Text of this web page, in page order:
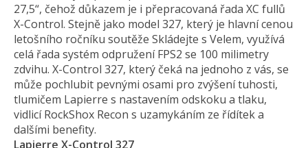
27,5“, čehož důkazem je i přepracovaná řada XC fullů
X-Control. Stejně jako model 327, který je hlavní cenou
letošního ročníku soutěže Skládejte s Velem, využívá
celá řada systém odpružení FPS2 se 100 milimetry
zdvihu. X-Control 327, který čeká na jednoho z vás, se
může pochlubit pevnými osami pro zvýšení tuhosti,
tlumičem Lapierre s nastavením odskoku a tlaku,
vidlicí RockShox Recon s uzamykáním ze řídítek a
dalšími benefity.
Lapierre X-Control 327